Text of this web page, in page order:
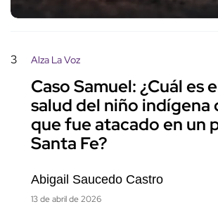
3 Alza La Voz
Caso Samuel: ¿Cuál es
salud del niño indígena
que fue atacado en un
Santa Fe?
Abigail Saucedo Castro
13 de abril de 2026